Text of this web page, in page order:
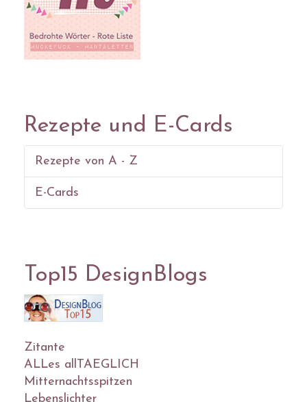
Rezepte und E-Cards
Rezepte von A - Z
E-Cards
Top15 DesignBlogs
Zitante
ALLes allTAEGLICH
Mitternachtsspitzen
Lebenslichter